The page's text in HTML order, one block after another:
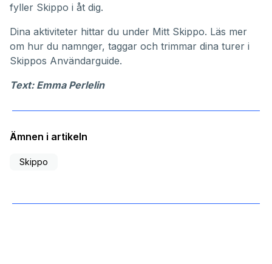
fyller Skippo i åt dig.
Dina aktiviteter hittar du under Mitt Skippo. Läs mer
om hur du namnger, taggar och trimmar dina turer i
Skippos Användarguide.
Text: Emma Perlelin
Ämnen i artikeln
Skippo